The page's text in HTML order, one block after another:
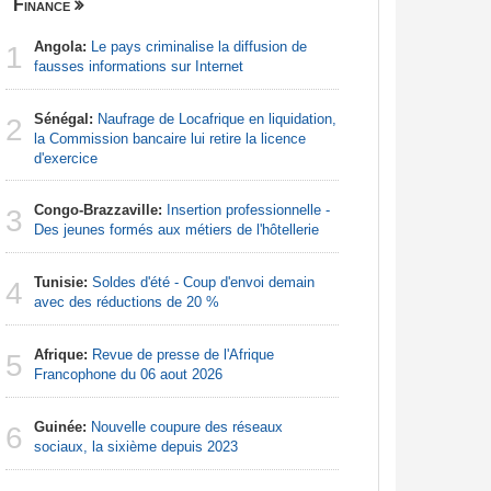
Finance
1 Angola: Le pays criminalise la diffusion de
fausses informations sur Internet
2 Sénégal: Naufrage de Locafrique en liquidation,
la Commission bancaire lui retire la licence
d'exercice
3 Congo-Brazzaville: Insertion professionnelle -
Des jeunes formés aux métiers de l'hôtellerie
4 Tunisie: Soldes d'été - Coup d'envoi demain
avec des réductions de 20 %
5 Afrique: Revue de presse de l'Afrique
Francophone du 06 aout 2026
6 Guinée: Nouvelle coupure des réseaux
sociaux, la sixième depuis 2023